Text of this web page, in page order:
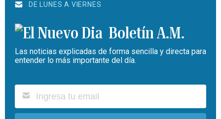
DE LUNES A VIERNES
Boletín A.M.
Las noticias explicadas de forma sencilla y directa para
entender lo más importante del día.